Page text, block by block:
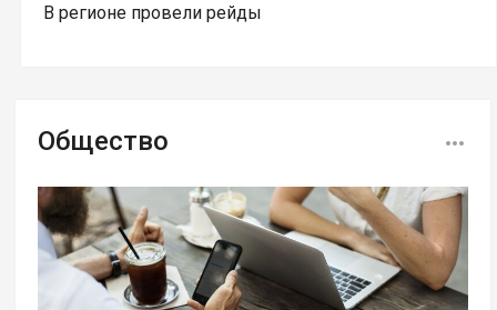
В регионе провели рейды
Общество